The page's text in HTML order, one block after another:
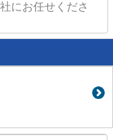
にお任せくださ